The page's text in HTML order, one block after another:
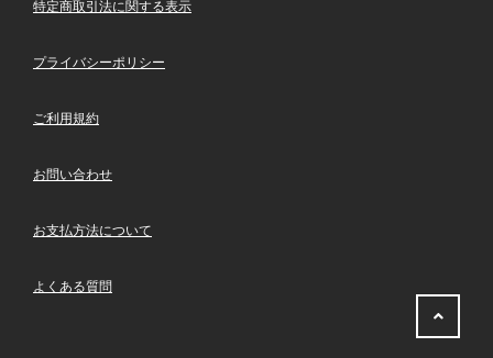
特定商取引法に関する表示
プライバシーポリシー
ご利用規約
お問い合わせ
お支払方法について
よくある質問